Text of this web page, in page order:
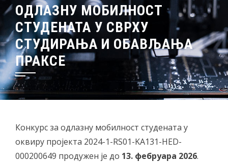
ОДЛАЗНУ МОБИЛНОСТ
СТУДЕНАТА У СВРХУ
СТУДИРАЊА И ОБАВЉАЊА
ПРАКСЕ
Конкурс за одлазну мобилност студената у
оквиру пројекта 2024-1-RS01-KA131-HED-
000200649 продужен је до 13. фебруара 2026.